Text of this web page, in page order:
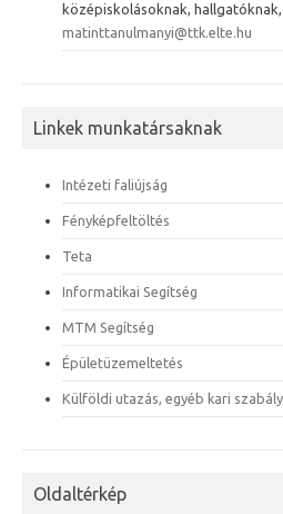
középiskolásoknak,
matinttanulmanyi@ttk.elte.hu
Linkek munkatársaknak
Intézeti faliújság
Fényképfeltöltés
Teta
Informatikai Segítség
MTM Segítség
Épületüzemeltetés
Külföldi utazás, egyéb kari
Oldaltérkép